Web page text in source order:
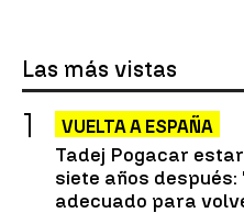
Las más vistas
VUELTA A ESPAÑA
Tadej Pogacar
siete años después:
adecuado para